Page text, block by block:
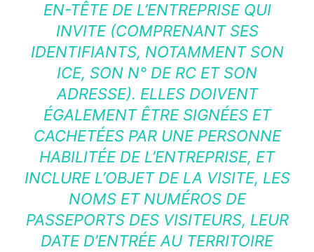
EN-TÊTE DE L’ENTREPRISE QUI
INVITE (COMPRENANT SES
IDENTIFIANTS, NOTAMMENT SON
ICE, SON N° DE RC ET SON
ADRESSE). ELLES DOIVENT
ÉGALEMENT ÊTRE SIGNÉES ET
CACHETÉES PAR UNE PERSONNE
HABILITÉE DE L’ENTREPRISE, ET
INCLURE L’OBJET DE LA VISITE, LES
NOMS ET NUMÉROS DE
PASSEPORTS DES VISITEURS, LEUR
DATE D’ENTRÉE AU TERRITOIRE